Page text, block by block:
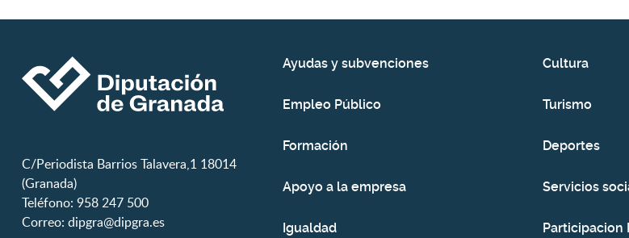
C/Periodista Barrios Talavera,1 18014
(Granada)
Teléfono: 958 247 500
Correo: dipgra@dipgra.es
Ayudas y subvenciones
Empleo Público
Formación
Apoyo a la empresa
Igualdad
Cultura
Turismo
Deportes
Servicios
Participacion